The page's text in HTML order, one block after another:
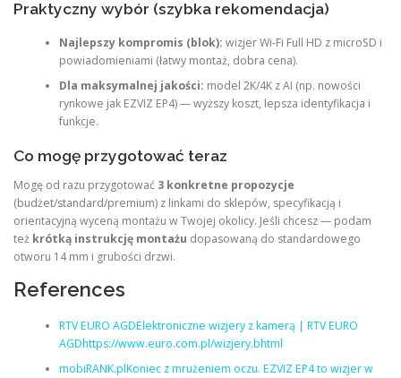
Praktyczny wybór (szybka rekomendacja)
Najlepszy kompromis (blok): wizjer Wi‑Fi Full HD z microSD i
powiadomieniami (łatwy montaż, dobra cena).
Dla maksymalnej jakości: model 2K/4K z AI (np. nowości
rynkowe jak EZVIZ EP4) — wyższy koszt, lepsza identyfikacja i
funkcje.
Co mogę przygotować teraz
Mogę od razu przygotować 3 konkretne propozycje
(budżet/standard/premium) z linkami do sklepów, specyfikacją i
orientacyjną wyceną montażu w Twojej okolicy. Jeśli chcesz — podam
też krótką instrukcję montażu dopasowaną do standardowego
otworu 14 mm i grubości drzwi.
References
RTV EURO AGDElektroniczne wizjery z kamerą | RTV EURO
AGDhttps://www.euro.com.pl/wizjery.bhtml
mobiRANK.plKoniec z mrużeniem oczu. EZVIZ EP4 to wizjer w